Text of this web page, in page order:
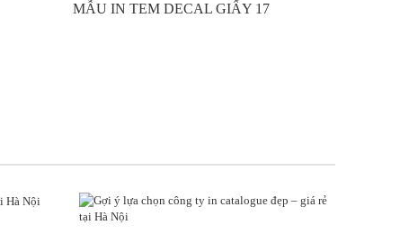
MẪU IN TEM DECAL GIẤY 17